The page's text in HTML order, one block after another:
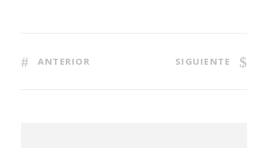
ANTERIOR SIGUIENTE